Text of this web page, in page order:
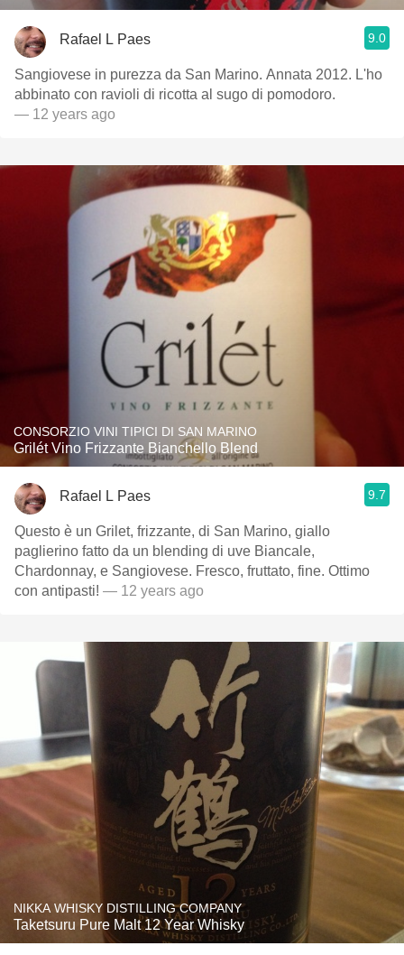
Rafael L Paes 9.0
Sangiovese in purezza da San Marino. Annata 2012. L'ho
abbinato con ravioli di ricotta al sugo di pomodoro.
— 12 years ago
CONSORZIO VINI TIPICI DI SAN MARINO
Grilét Vino Frizzante Bianchello Blend
Rafael L Paes 9.7
Questo è un Grilet, frizzante, di San Marino, giallo
paglierino fatto da un blending di uve Biancale,
Chardonnay, e Sangiovese. Fresco, fruttato, fine. Ottimo
con antipasti! — 12 years ago
NIKKA WHISKY DISTILLING COMPANY
Taketsuru Pure Malt 12 Year Whisky